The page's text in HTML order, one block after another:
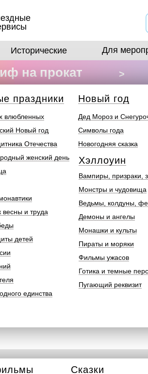
Для
Исторические
на прокат
>
Хэллоуин
праздники
Вампиры, призраки,
Монстры и чудовища
Ведьмы, колдуны,
Демоны и ангелы
Монашки и культы
Пираты и моряки
Фильмы ужасов
Готика и темные
Пугающий реквизит
влюбленных
Новый год
Отечества
женский день
и труда
детей
единства
Новый год
Дед Мороз и
Символы года
Новогодняя сказка
Сказки